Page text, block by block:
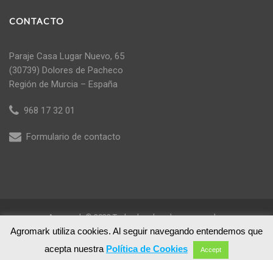
CONTACTO
Paraje Casa Lugar Nuevo, 65
(30739) Dolores de Pacheco
Región de Murcia – España
968 17 32 01
Formulario de contacto
Agromark © 2022 Todos los derechos reservados
Agromark utiliza cookies. Al seguir navegando entendemos que
acepta nuestra Política de Cookies Accept